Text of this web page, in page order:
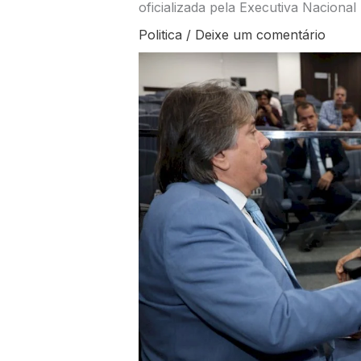
oficializada pela Executiva
Politica / Deixe um comentário